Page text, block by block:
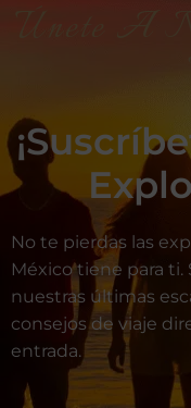
No te pierdas las
México tiene para ti.
nuestras últimas
consejos de viaje
entrada.